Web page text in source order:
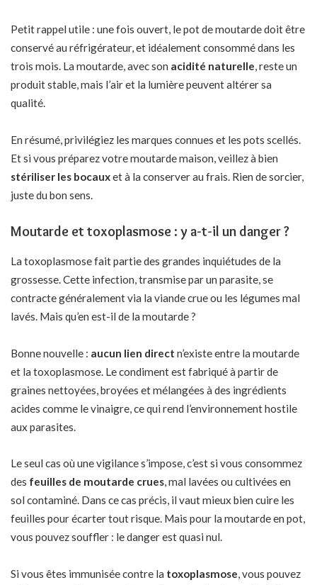
Petit rappel utile : une fois ouvert, le pot de moutarde doit être
conservé au réfrigérateur, et idéalement consommé dans les
trois mois. La moutarde, avec son acidité naturelle, reste un
produit stable, mais l’air et la lumière peuvent altérer sa
qualité.
En résumé, privilégiez les marques connues et les pots scellés.
Et si vous préparez votre moutarde maison, veillez à bien
stériliser les bocauxet à la conserver au frais. Rien de sorcier,
juste du bon sens.
Moutarde et toxoplasmose : y a-t-il un danger ?
La toxoplasmose fait partie des grandes inquiétudes de la
grossesse. Cette infection, transmise par un parasite, se
contracte généralement via la viande crue ou les légumes mal
lavés. Mais qu’en est-il de la moutarde ?
Bonne nouvelle : aucun lien direct n’existe entre la moutarde
et la toxoplasmose. Le condiment est fabriqué à partir de
graines nettoyées, broyées et mélangées à des ingrédients
acides comme le vinaigre, ce qui rend l’environnement hostile
aux parasites.
Le seul cas où une vigilance s’impose, c’est si vous consommez
des feuilles de moutarde crues, mal lavées ou cultivées en
sol contaminé. Dans ce cas précis, il vaut mieux bien cuire les
feuilles pour écarter tout risque. Mais pour la moutarde en pot,
vous pouvez souffler : le danger est quasi nul.
Si vous êtes immunisée contre la toxoplasmose, vous pouvez